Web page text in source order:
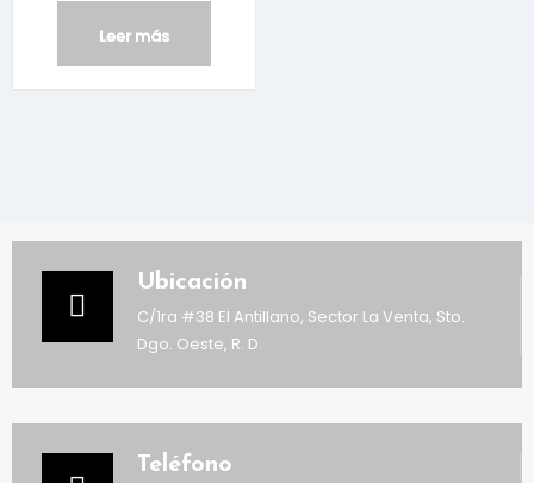
Leer más
Ubicación
C/1ra #38 El Antillano, Sector La Venta, Sto.
Dgo. Oeste, R. D.
Teléfono